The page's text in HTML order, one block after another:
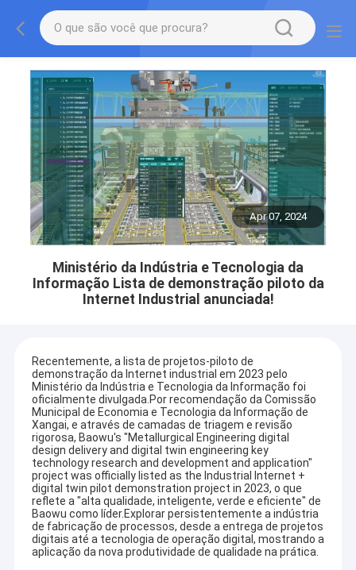
Apr 07, 2024
Ministério da Indústria e Tecnologia da
Informação Lista de demonstração piloto da
Internet Industrial anunciada!
Recentemente, a lista de projetos-piloto de
demonstração da Internet industrial em 2023 pelo
Ministério da Indústria e Tecnologia da Informação foi
oficialmente divulgada.Por recomendação da Comissão
Municipal de Economia e Tecnologia da Informação de
Xangai, e através de camadas de triagem e revisão
rigorosa, Baowu's "Metallurgical Engineering digital
design delivery and digital twin engineering key
technology research and development and application"
project was officially listed as the Industrial Internet +
digital twin pilot demonstration project in 2023, o que
reflete a "alta qualidade, inteligente, verde e eficiente" de
Baowu como líder.Explorar persistentemente a indústria
de fabricação de processos, desde a entrega de projetos
digitais até a tecnologia de operação digital, mostrando a
aplicação da nova produtividade de qualidade na prática.